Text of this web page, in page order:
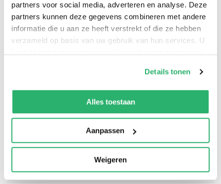
partners voor social media, adverteren en analyse. Deze
partners kunnen deze gegevens combineren met andere
informatie die u aan ze heeft verstrekt of die ze hebben
verzameld op basis van uw gebruik van hun services. U
kunnen ontvangen en verwerken.
Details tonen
Alles toestaan
Aanpassen
Weigeren
Limburgse gastvrijheid en culinaire diversiteit. Voor
thuiskoks, foodies én iedereen die de Limburgse
keuken en horeca een warm hart toedraagt.